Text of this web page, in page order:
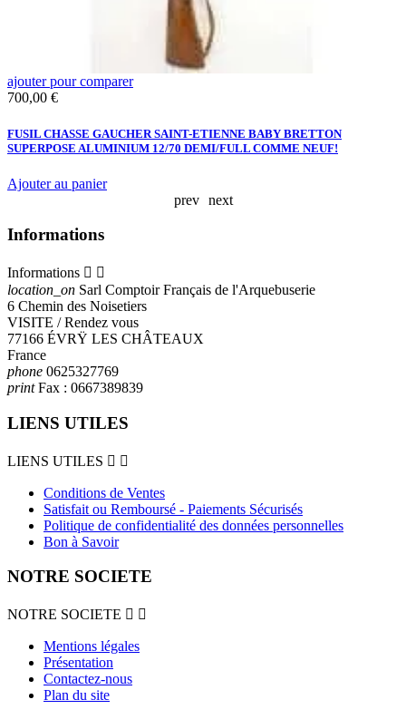
ajouter pour comparer
Prix
700,00 €
FUSIL CHASSE GAUCHER SAINT-ETIENNE BABY BRETTON
SUPERPOSE ALUMINIUM 12/70 DEMI/FULL COMME NEUF!
Ajouter au panier
prev next
Informations
Informations  
location_on Sarl Comptoir Français de l'Arquebuserie
6 Chemin des Noisetiers
VISITE / Rendez vous
77166 ÉVRŸ LES CHÂTEAUX
France
phone 0625327769
printFax : 0667389839
LIENS UTILES
LIENS UTILES  
Conditions de Ventes
Satisfait ou Remboursé - Paiements Sécurisés
Politique de confidentialité des données personnelles
Bon à Savoir
NOTRE SOCIETE
NOTRE SOCIETE  
Mentions légales
Présentation
Contactez-nous
Plan du site